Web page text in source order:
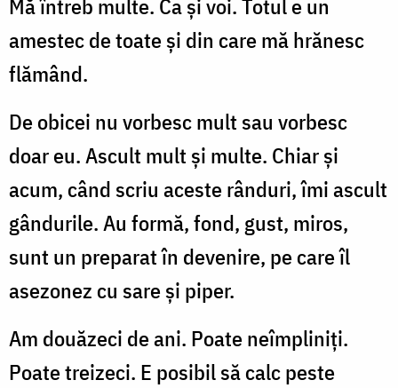
Mă întreb multe. Ca şi voi. Totul e un
amestec de toate şi din care mă hrănesc
flămând.
De obicei nu vorbesc mult sau vorbesc
doar eu. Ascult mult şi multe. Chiar şi
acum, când scriu aceste rânduri, îmi ascult
gândurile. Au formă, fond, gust, miros,
sunt un preparat în devenire, pe care îl
asezonez cu sare şi piper.
Am douăzeci de ani. Poate neîmpliniţi.
Poate treizeci. E posibil să calc peste